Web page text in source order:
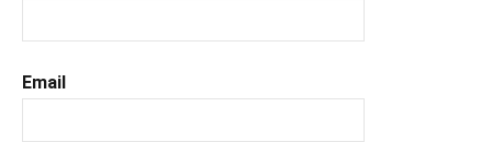
Email